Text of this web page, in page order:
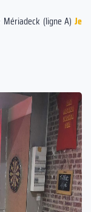
(ligne A)Je